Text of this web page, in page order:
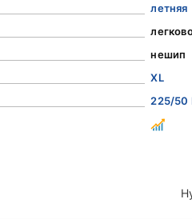
летняя
нешип
XL
225/50